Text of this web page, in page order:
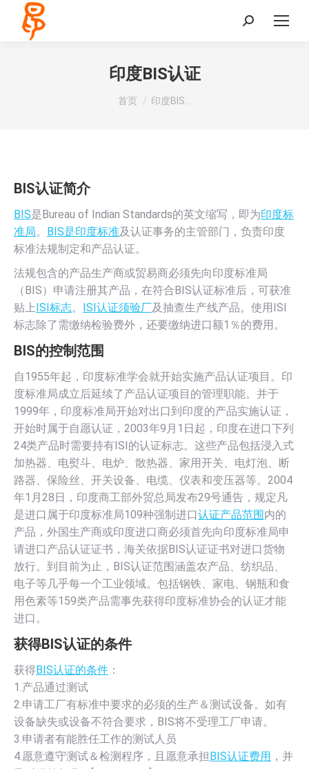
Search:
印度BIS认证
您在这里：
首页 印度BIS…
BIS认证简介
BIS是Bureau of Indian Standards的英文缩写，即为印度标
准局。 BIS是印度标准及认证事务的主管部门，负责印度
标准法规制定和产品认证。
法规包含的产品生产商或贸易商必须先向印度标准局
（BIS）申请注册其产品，在符合BIS认证标准后，可获准
贴上ISI标志。 ISI认证须验厂及抽查生产线产品。使用ISI
标志除了需缴纳检验费外，还要缴纳进口额1％的费用。
BIS的控制范围
自1955年起，印度标准学会就开始实施产品认证项目。印
度标准局成立后延续了产品认证项目的管理职能。并于
1999年，印度标准局开始对出口到印度的产品实施认证，
开始时属于自愿认证，2003年9月1日起，印度在进口下列
24类产品时需要持有ISI的认证标志。这些产品包括浸入式
加热器、电熨斗、电炉、散热器、家用开关、电灯泡、断
路器、保险丝、开关设备、电缆、仪表和变压器等。2004
年1月28日，印度商工部外贸总局发布29号通告，规定凡
是进口属于印度标准局109种强制进口认证产品范围内的
产品，外国生产商或印度进口商必须首先向印度标准局申
请进口产品认证证书，海关依据BIS认证证书对进口货物
放行。到目前为止，BIS认证范围涵盖农产品、纺织品、
电子等几乎每一个工业领域。包括钢铁、家电、钢瓶和食
用色素等159类产品需事先获得印度标准协会的认证才能
进口。
获得BIS认证的条件
获得BIS认证的条件 ：
1.产品通过测试
2.申请工厂有标准中要求的必须的生产＆测试设备。如有
设备缺失或设备不符合要求，BIS将不受理工厂申请。
3.申请者有能胜任工作的测试人员
4.愿意遵守测试＆检测程序，且愿意承担BIS认证费用 ，并